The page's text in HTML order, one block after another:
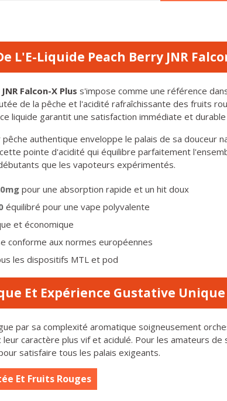
L'E-Liquide Peach Berry JNR
Falcon-X Plus s'impose comme une référence
de la pêche et l'acidité rafraîchissante des fruits
liquide garantit une satisfaction immédiate et
pêche authentique enveloppe le palais de sa
pointe d'acidité qui équilibre parfaitement
que les vapoteurs expérimentés.
pour une absorption rapide et un hit doux
équilibré pour une vape polyvalente
et économique
conforme aux normes européennes
les dispositifs MTL et pod
Et Expérience Gustative Unique
par sa complexité aromatique soigneusement
leur caractère plus vif et acidulé. Pour les amateurs
satisfaire tous les palais exigeants.
Et Fruits Rouges